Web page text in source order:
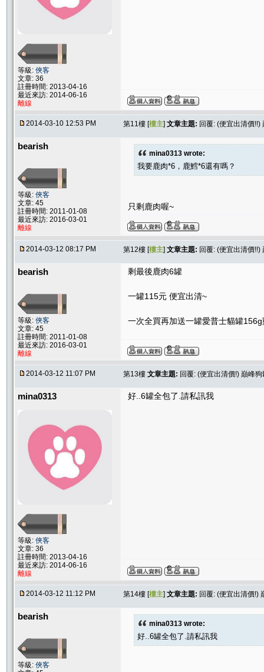
等級: 俠客
文章: 36
註冊時間: 2013-04-16
最近來訪: 2014-06-16
離線
2014-03-10 12:53 PM 第11樓 [樓主] 文章主題: 回覆: (便宜出清價
bearish
等級: 俠客
文章: 45
註冊時間: 2011-01-08
最近來訪: 2016-03-01
離線
mina0313 wrote:
我要鹿肉*6，鹿鱈*6還有嗎？
只剩鹿肉喔~
2014-03-12 08:17 PM 第12樓 [樓主] 文章主題: 回覆: (便宜出清價
bearish
等級: 俠客
文章: 45
註冊時間: 2011-01-08
最近來訪: 2016-03-01
離線
剩最後鹿肉6罐
一罐115元 便宜出清~
一次全買再加送一罐愛普士貓罐
2014-03-12 11:07 PM 第13樓 文章主題: 回覆: (便宜出清價!) 巔峰
mina0313
等級: 俠客
文章: 36
註冊時間: 2013-04-16
最近來訪: 2014-06-16
離線
好..6罐全包了.請私訊我
2014-03-12 11:12 PM 第14樓 [樓主] 文章主題: 回覆: (便宜出清價!)
bearish
等級: 俠客
mina0313 wrote:
好..6罐全包了.請私訊我